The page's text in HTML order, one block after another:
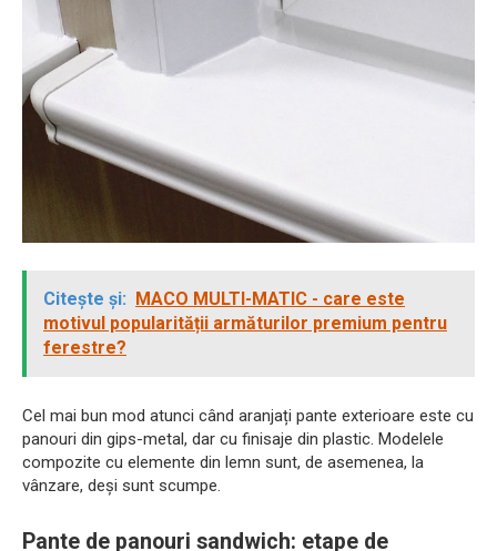
Citește și: MACO MULTI-MATIC - care este
motivul popularității armăturilor premium pentru
ferestre?
Cel mai bun mod atunci când aranjați pante exterioare este cu
panouri din gips-metal, dar cu finisaje din plastic. Modelele
compozite cu elemente din lemn sunt, de asemenea, la
vânzare, deși sunt scumpe.
Pante de panouri sandwich: etape de